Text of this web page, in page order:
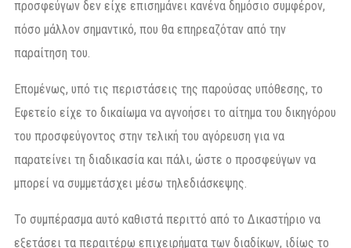
προσφεύγων δεν είχε επισημάνει κανένα δημόσιο συμφέρον,
πόσο μάλλον σημαντικό, που θα επηρεαζόταν από την
παραίτηση του.
Επομένως, υπό τις περιστάσεις της παρούσας υπόθεσης, το
Εφετείο είχε το δικαίωμα να αγνοήσει το αίτημα του δικηγόρου
του προσφεύγοντος στην τελική του αγόρευση για να
παρατείνει τη διαδικασία και πάλι, ώστε ο προσφεύγων να
μπορεί να συμμετάσχει μέσω τηλεδιάσκεψης.
Το συμπέρασμα αυτό καθιστά περιττό από το Δικαστήριο να
εξετάσει τα περαιτέρω επιχειρήματα των διαδίκων, ιδίως το